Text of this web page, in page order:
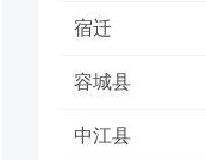
宿迁
容城县
中江县